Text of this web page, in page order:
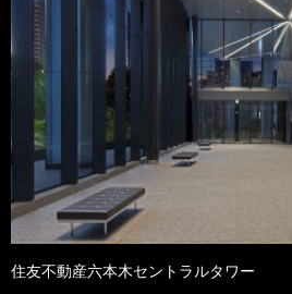
住友不動産六本木セントラルタワー